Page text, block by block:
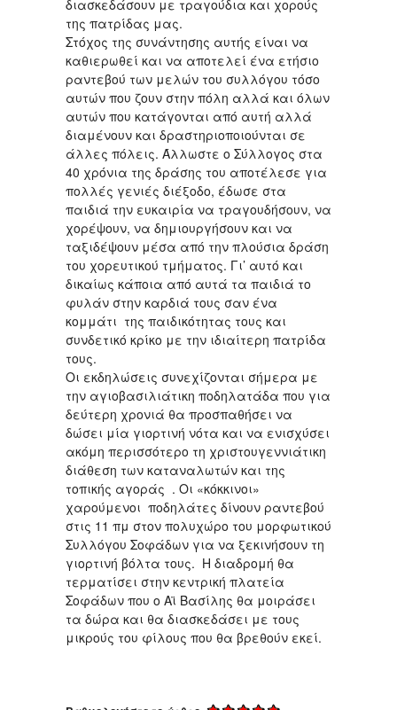
διασκεδάσουν με τραγούδια και χορούς
της πατρίδας μας.
Στόχος της συνάντησης αυτής είναι να
καθιερωθεί και να αποτελεί ένα ετήσιο
ραντεβού των μελών του συλλόγου τόσο
αυτών που ζουν στην πόλη αλλά και όλων
αυτών που κατάγονται από αυτή αλλά
διαμένουν και δραστηριοποιούνται σε
άλλες πόλεις. Άλλωστε ο Σύλλογος στα
40 χρόνια της δράσης του αποτέλεσε για
πολλές γενιές διέξοδο, έδωσε στα
παιδιά την ευκαιρία να τραγουδήσουν, να
χορέψουν, να δημιουργήσουν και να
ταξιδέψουν μέσα από την πλούσια δράση
του χορευτικού τμήματος. Γι’ αυτό και
δικαίως κάποια από αυτά τα παιδιά το
φυλάν στην καρδιά τους σαν ένα
κομμάτι της παιδικότητας τους και
συνδετικό κρίκο με την ιδιαίτερη πατρίδα
τους.
Οι εκδηλώσεις συνεχίζονται σήμερα με
την αγιοβασιλιάτικη ποδηλατάδα που για
δεύτερη χρονιά θα προσπαθήσει να
δώσει μία γιορτινή νότα και να ενισχύσει
ακόμη περισσότερο τη χριστουγεννιάτικη
διάθεση των καταναλωτών και της
τοπικής αγοράς . Οι «κόκκινοι»
χαρούμενοι ποδηλάτες δίνουν ραντεβού
στις 11 πμ στον πολυχώρο του μορφωτικού
Συλλόγου Σοφάδων για να ξεκινήσουν τη
γιορτινή βόλτα τους. Η διαδρομή θα
τερματίσει στην κεντρική πλατεία
Σοφάδων που ο Αϊ Βασίλης θα μοιράσει
τα δώρα και θα διασκεδάσει με τους
μικρούς του φίλους που θα βρεθούν εκεί.